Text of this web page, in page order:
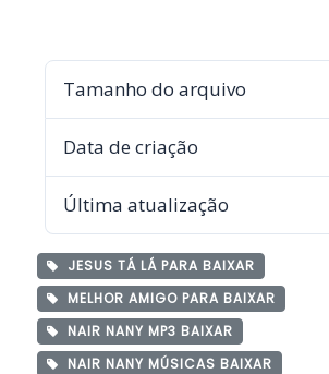
Tamanho do arquivo
Data de criação
Última atualização
JESUS TÁ LÁ PARA BAIXAR
MELHOR AMIGO PARA BAIXAR
NAIR NANY MP3 BAIXAR
NAIR NANY MÚSICAS BAIXAR